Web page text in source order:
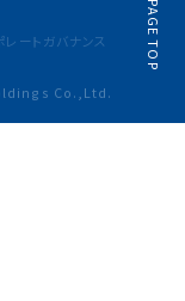
レートガバナンス
Co.,Ltd.
PAGE TOP